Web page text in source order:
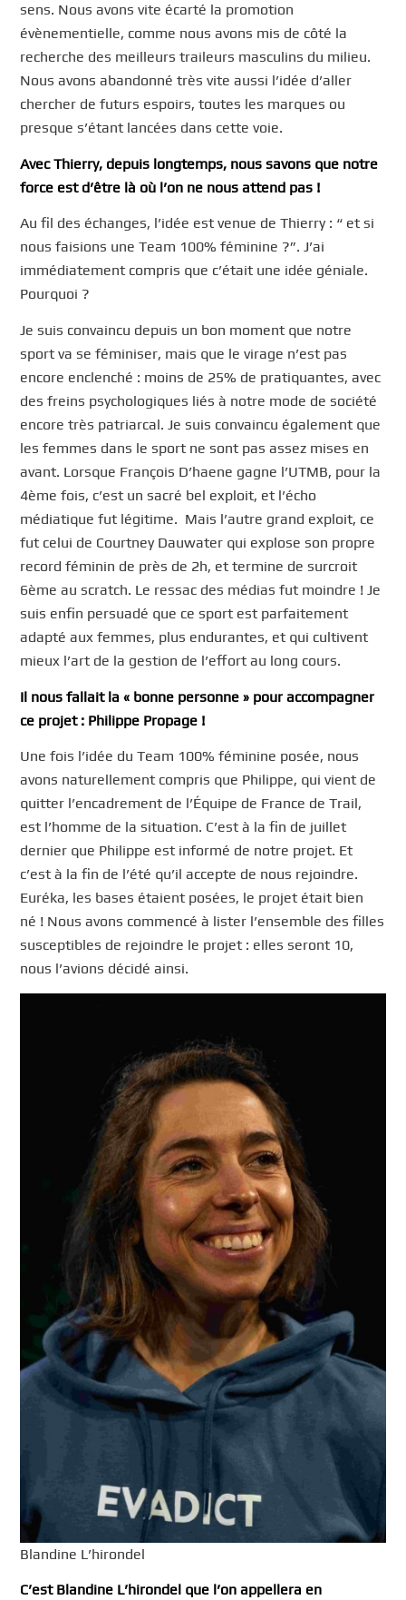
sens. Nous avons vite écarté la promotion
évènementielle, comme nous avons mis de côté la
recherche des meilleurs traileurs masculins du milieu.
Nous avons abandonné très vite aussi l’idée d’aller
chercher de futurs espoirs, toutes les marques ou
presque s’étant lancées dans cette voie.
Avec Thierry, depuis longtemps, nous savons que notre
force est d’être là où l’on ne nous attend pas !
Au fil des échanges, l’idée est venue de Thierry : “ et si
nous faisions une Team 100% féminine ?”. J’ai
immédiatement compris que c’était une idée géniale.
Pourquoi ?
Je suis convaincu depuis un bon moment que notre
sport va se féminiser, mais que le virage n’est pas
encore enclenché : moins de 25% de pratiquantes, avec
des freins psychologiques liés à notre mode de société
encore très patriarcal. Je suis convaincu également que
les femmes dans le sport ne sont pas assez mises en
avant. Lorsque François D’haene gagne l’UTMB, pour la
4ème fois, c’est un sacré bel exploit, et l’écho
médiatique fut légitime. Mais l’autre grand exploit, ce
fut celui de Courtney Dauwater qui explose son propre
record féminin de près de 2h, et termine de surcroit
6ème au scratch. Le ressac des médias fut moindre ! Je
suis enfin persuadé que ce sport est parfaitement
adapté aux femmes, plus endurantes, et qui cultivent
mieux l’art de la gestion de l’effort au long cours.
Il nous fallait la « bonne personne » pour accompagner
ce projet : Philippe Propage !
Une fois l’idée du Team 100% féminine posée, nous
avons naturellement compris que Philippe, qui vient de
quitter l’encadrement de l’Équipe de France de Trail,
est l’homme de la situation. C’est à la fin de juillet
dernier que Philippe est informé de notre projet. Et
c’est à la fin de l’été qu’il accepte de nous rejoindre.
Euréka, les bases étaient posées, le projet était bien
né ! Nous avons commencé à lister l’ensemble des filles
susceptibles de rejoindre le projet : elles seront 10,
nous l’avions décidé ainsi.
Blandine L’hirondel
C’est Blandine L’hirondel que l’on appellera en